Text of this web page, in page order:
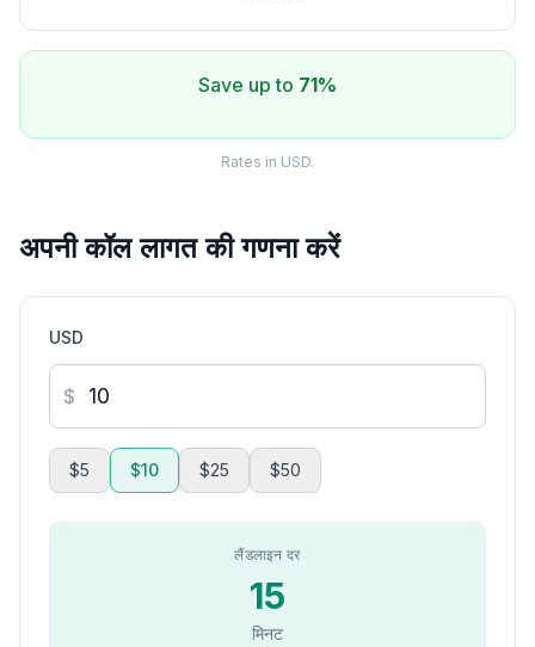
Save up to 71%
Rates in USD.
अपनी कॉल लागत की गणना करें
USD
$
$5 $10 $25 $50
लैंडलाइन दर
15
मिनट